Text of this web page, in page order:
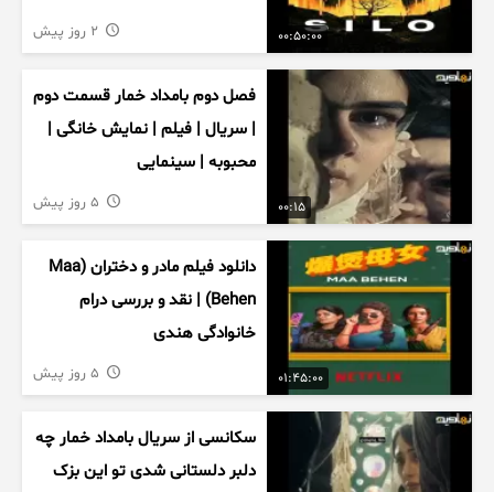
00:50:00
00:15
فصل دوم بامداد خمار قسمت دوم
| سریال | فیلم | نمایش خانگی |
محبوبه | سینمایی
01:45:00
دانلود فیلم مادر و دختران (Maa
Behen) | نقد و بررسی درام
خانوادگی هندی
سکانسی از سریال بامداد خمار چه
دلبر دلستانی شدی تو این بزک